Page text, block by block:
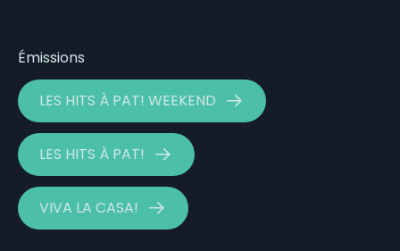
Émissions
LES HITS À PAT! WEEKEND
LES HITS À PAT!
VIVA LA CASA!